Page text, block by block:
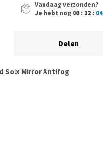
Vandaag verzonden?
Je hebt nog 00 : 12 : 04
Delen
Solx Mirror Antifog